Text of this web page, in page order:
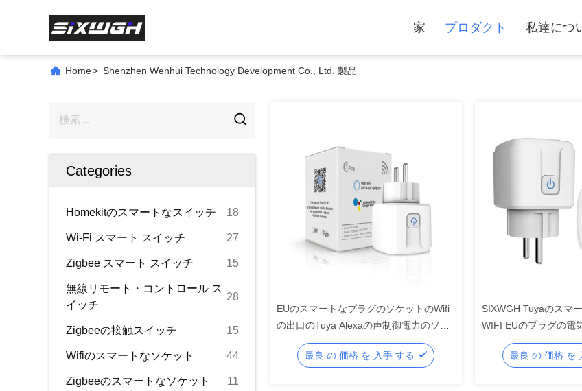
家 プロダクト 私達につ
Home> Shenzhen Wenhui Technology Development Co., Ltd. 製品
Categories
Homekitのスマートなスイッチ 18
Wi-Fi スマート スイッチ 27
Zigbee スマート スイッチ 15
無線リモート・コントロール ス
イッチ
28
Zigbeeの接触スイッチ 15
Wifiのスマートなソケット 44
Zigbeeのスマートなソケット 11
EUのスマートなプラグのソケットのWifi
の出口のTuya Alexaの声制御電力のソケ
最良 の 価格 を 入手 する
SIXWGH Tuyaのスマ
WIFI EUのプラグの電
なプラグのソケット
最良 の 価格 を